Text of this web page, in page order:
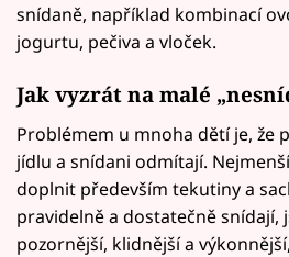
snídaně, například kombinací
jogurtu, pečiva a vloček.
Jak vyzrát na malé
Problémem u mnoha dětí je, že
jídlu a snídani odmítají.
doplnit především tekutiny a
pravidelně a dostatečně snídají,
pozornější, klidnější a